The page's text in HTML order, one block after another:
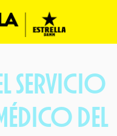
SERVICIO
DEL